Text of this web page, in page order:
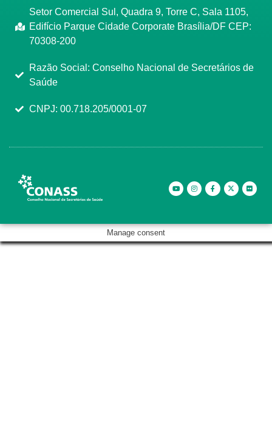
Setor Comercial Sul, Quadra 9, Torre C, Sala 1105,
Edifício Parque Cidade Corporate Brasília/DF CEP:
70308-200
Razão Social: Conselho Nacional de Secretários de
Saúde
CNPJ: 00.718.205/0001-07
Manage consent